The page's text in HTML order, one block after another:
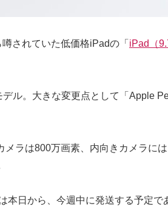
されていた低価格iPadの「 iPad（
ル。大きな変更点として「Apple
ラは800万画素、内向きカメラには
本日から、今週中に発送する予定で